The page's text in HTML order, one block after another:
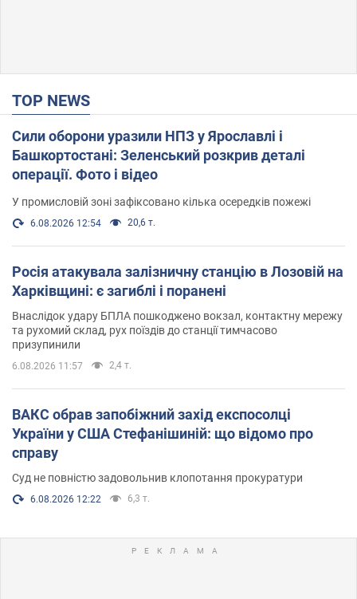
TOP NEWS
Сили оборони уразили НПЗ у Ярославлі і
Башкортостані: Зеленський розкрив деталі
операції. Фото і відео
У промисловій зоні зафіксовано кілька осередків пожежі
6.08.2026 12:54 20,6 т.
Росія атакувала залізничну станцію в Лозовій на
Харківщині: є загиблі і поранені
Внаслідок удару БПЛА пошкоджено вокзал, контактну мережу
та рухомий склад, рух поїздів до станції тимчасово
призупинили
6.08.2026 11:57 2,4 т.
ВАКС обрав запобіжний захід експосолці
України у США Стефанішиній: що відомо про
справу
Суд не повністю задовольнив клопотання прокуратури
6.08.2026 12:22 6,3 т.